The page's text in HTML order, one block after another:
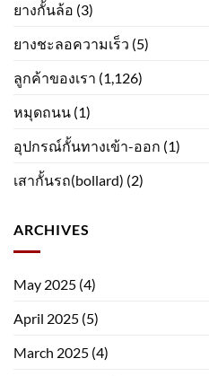
ยางกั้นล้อ (3)
ยางชะลอความเร็ว (5)
ลูกค้าของเรา (1,126)
หมุดถนน (1)
อุปกรณ์กั้นทางเข้า-ออก (1)
เสากั้นรถ(bollard) (2)
ARCHIVES
May 2025 (4)
April 2025 (5)
March 2025 (4)